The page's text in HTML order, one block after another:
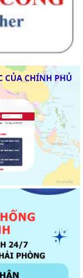
phục sự cố các